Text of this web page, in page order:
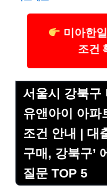
미아한
조건
서울시 강북구
유앤아이 아파
조건 안내 | 대
구매, 강북구’
질문 TOP 5